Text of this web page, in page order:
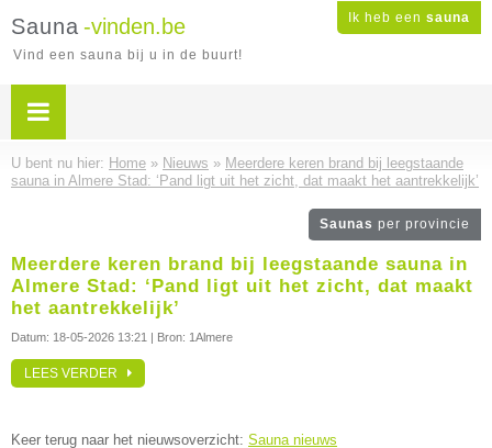
Ik heb een sauna
Sauna -vinden.be
Vind een sauna bij u in de buurt!
U bent nu hier: Home » Nieuws » Meerdere keren brand bij leegstaande
sauna in Almere Stad: ‘Pand ligt uit het zicht, dat maakt het aantrekkelijk’
Saunas per provincie
Meerdere keren brand bij leegstaande sauna in
Almere Stad: ‘Pand ligt uit het zicht, dat maakt
het aantrekkelijk’
Datum: 18-05-2026 13:21 | Bron: 1Almere
LEES VERDER
Keer terug naar het nieuwsoverzicht: Sauna nieuws